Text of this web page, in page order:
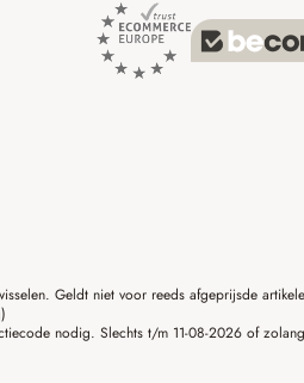
Geldt niet voor reeds afgeprijsde
nodig. Slechts t/m 11-08-2026 of